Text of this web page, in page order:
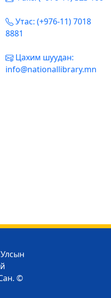
Утас: (+976-11) 7018
8881
Цахим шуудан:
info@nationallibrary.mn
©